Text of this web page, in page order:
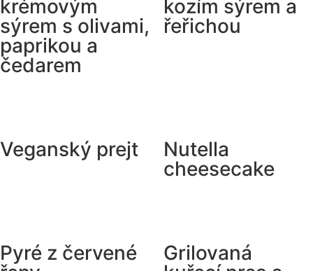
krémovým
sýrem s olivami,
paprikou a
čedarem
kozím sýrem a
řeřichou
Veganský prejt
Nutella
cheesecake
Pyré z červené
Grilovaná